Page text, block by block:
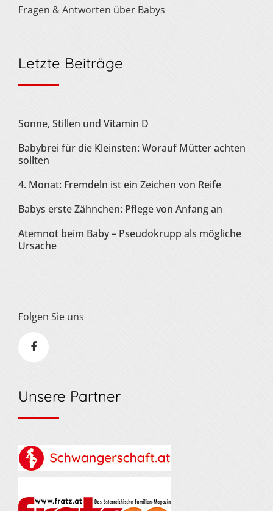
Fragen & Antworten über Babys
Letzte Beiträge
Sonne, Stillen und Vitamin D
Babybrei für die Kleinsten: Worauf Mütter achten
sollten
4. Monat: Fremdeln ist ein Zeichen von Reife
Babys erste Zähnchen: Pflege von Anfang an
Atemnot beim Baby – Pseudokrupp als mögliche
Ursache
Folgen Sie uns
Unsere Partner